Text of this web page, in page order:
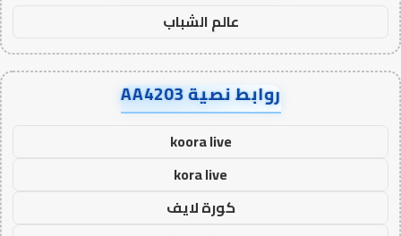
عالم الشباب
روابط نصية AA4203
koora live
kora live
كورة لايف